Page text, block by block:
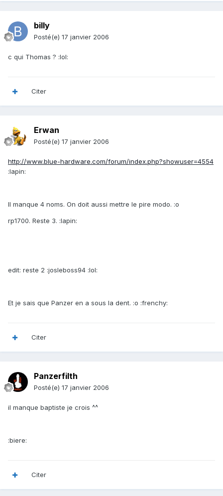
billy
Posté(e) 17 janvier 2006
c qui Thomas ? :lol:
Citer
Erwan
Posté(e) 17 janvier 2006
http://www.blue-hardware.com/forum/index.php?showuser=4554
:lapin:
Il manque 4 noms. On doit aussi mettre le pire modo. :o
rp1700. Reste 3. :lapin:
edit: reste 2 :josleboss94 :lol:
Et je sais que Panzer en a sous la dent. :o :frenchy:
Citer
Panzerfilth
Posté(e) 17 janvier 2006
il manque baptiste je crois ^^
:biere:
Citer